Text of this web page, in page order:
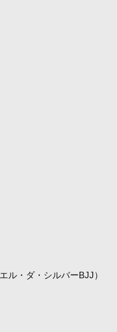
ル・ダ・シルバーBJJ）